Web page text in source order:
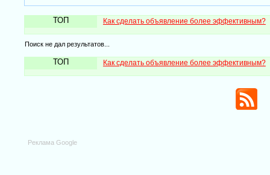
ТОП Как сделать объявление более эффективным?
Поиск не дал результатов...
ТОП Как сделать объявление более эффективным?
Реклама Google